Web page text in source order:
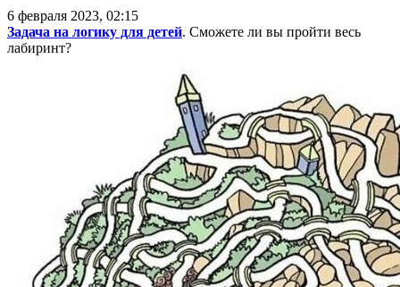
6 февраля 2023, 02:15
Задача на логику для детей. Сможете ли вы пройти весь
лабиринт?